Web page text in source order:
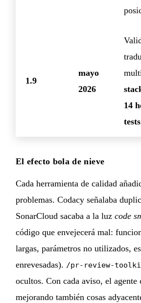
1.9
mayo
2026
14
El efecto bola de nieve
Cada herramienta de calidad
problemas. Codacy señalaba
SonarCloud sacaba a la luz code
código que envejecerá mal:
largas, parámetros no utilizados,
enrevesadas). /pr-review-
ocultos. Con cada aviso, el agente
mejorando también cosas